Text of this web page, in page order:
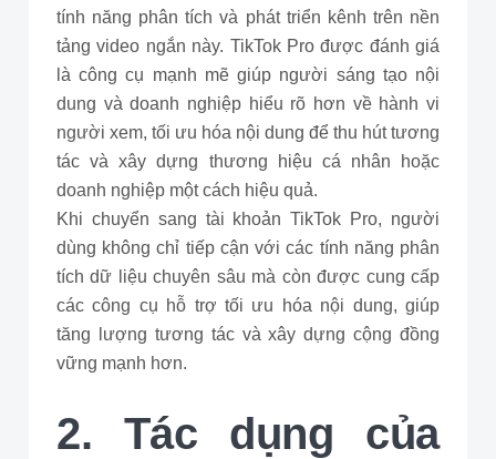
tính năng phân tích và phát triển kênh trên nền
tảng video ngắn này. TikTok Pro được đánh giá
là công cụ mạnh mẽ giúp người sáng tạo nội
dung và doanh nghiệp hiểu rõ hơn về hành vi
người xem, tối ưu hóa nội dung để thu hút tương
tác và xây dựng thương hiệu cá nhân hoặc
doanh nghiệp một cách hiệu quả.
Khi chuyển sang tài khoản TikTok Pro, người
dùng không chỉ tiếp cận với các tính năng phân
tích dữ liệu chuyên sâu mà còn được cung cấp
các công cụ hỗ trợ tối ưu hóa nội dung, giúp
tăng lượng tương tác và xây dựng cộng đồng
vững mạnh hơn.
2. Tác dụng của